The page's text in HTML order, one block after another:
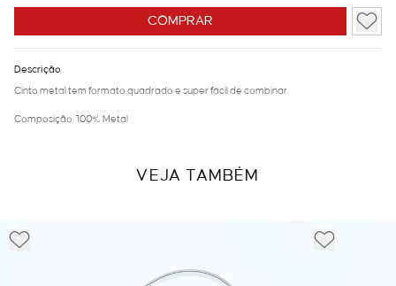
COMPRAR
Descrição
Cinto metal tem formato quadrado e super fácil de combinar.
Composição: 100% Metal
VEJA TAMBÉM